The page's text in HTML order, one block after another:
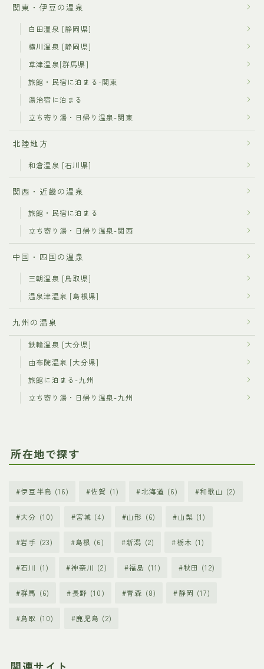
関東・伊豆の温泉
白田温泉 [静岡県]
横川温泉 [静岡県]
草津温泉[群馬県]
旅館・民宿に泊まる-関東
湯治宿に泊まる
立ち寄り湯・日帰り温泉-関東
北陸地方
和倉温泉 [石川県]
関西・近畿の温泉
旅館・民宿に泊まる
立ち寄り湯・日帰り温泉-関西
中国・四国の温泉
三朝温泉 [鳥取県]
温泉津温泉 [島根県]
九州の温泉
鉄輪温泉 [大分県]
由布院温泉 [大分県]
旅館に泊まる-九州
立ち寄り湯・日帰り温泉-九州
所在地で探す
伊豆半島 (16) 佐賀 (1) 北海道 (6) 和歌山 (2)
大分 (10) 宮城 (4) 山形 (6) 山梨 (1)
岩手 (23) 島根 (6) 新潟 (2) 栃木 (1)
石川 (1) 神奈川 (2) 福島 (11) 秋田 (12)
群馬 (6) 長野 (10) 青森 (8) 静岡 (17)
鳥取 (10) 鹿児島 (2)